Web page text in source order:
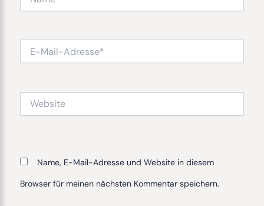
Mail-
Website
Name, E-Mail-Adresse und Website in diesem
Browser für meinen nächsten Kommentar speichern.